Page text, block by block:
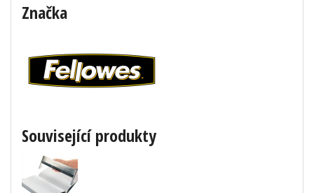
Značka
Související produkty